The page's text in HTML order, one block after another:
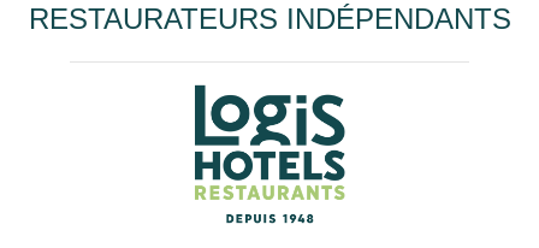
RESTAURATEURS INDÉPENDANTS